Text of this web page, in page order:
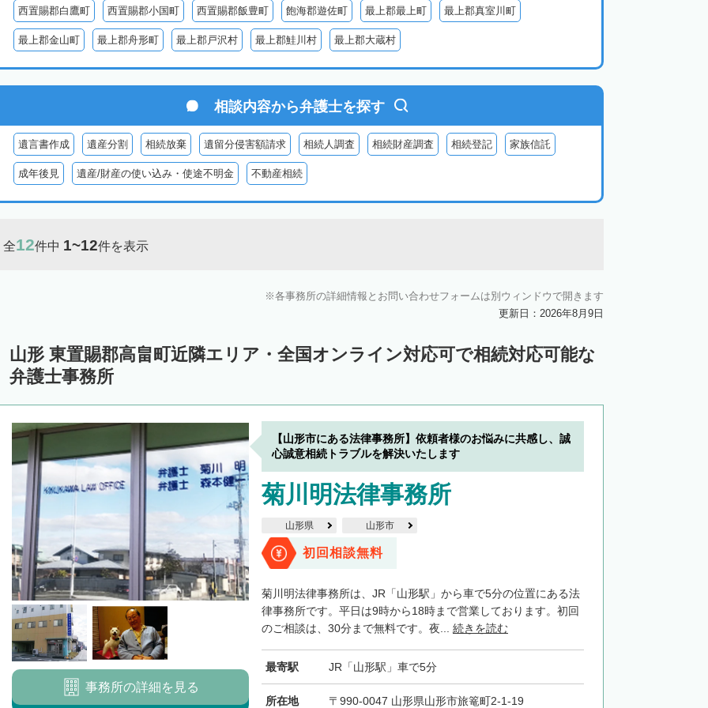
西置賜郡白鷹町 西置賜郡小国町 西置賜郡飯豊町 飽海郡遊佐町 最上郡最上町 最上郡真室川町
最上郡金山町 最上郡舟形町 最上郡戸沢村 最上郡鮭川村 最上郡大蔵村
相談内容から弁護士を探す
遺言書作成 遺産分割 相続放棄 遺留分侵害額請求 相続人調査 相続財産調査 相続登記 家族信託
成年後見 遺産/財産の使い込み・使途不明金 不動産相続
全12件中 1~12件を表示
各事務所の詳細情報とお問い合わせフォームは別ウィンドウで開きます
更新日：2026年8月9日
山形 東置賜郡高畠町近隣エリア・全国オンライン対応可で相続対応可能な
弁護士事務所
【山形市にある法律事務所】依頼者様のお悩みに共感し、誠
心誠意相続トラブルを解決いたします
菊川明法律事務所
山形県 山形市
初回相談無料
菊川明法律事務所は、JR「山形駅」から車で5分の位置にある法
律事務所です。平日は9時から18時まで営業しております。初回
のご相談は、30分まで無料です。夜... 続きを読む
最寄駅 JR「山形駅」車で5分
所在地 〒990-0047 山形県山形市旅篭町2-1-19
事務所の詳細を見る